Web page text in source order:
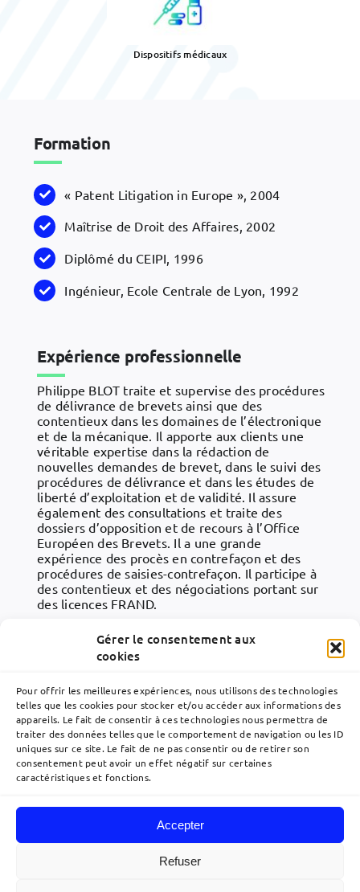
Gérer le consentement aux
cookies
Pour offrir les meilleures expériences, nous utilisons des technologies
telles que les cookies pour stocker et/ou accéder aux informations des
appareils. Le fait de consentir à ces technologies nous permettra de
traiter des données telles que le comportement de navigation ou les ID
uniques sur ce site. Le fait de ne pas consentir ou de retirer son
consentement peut avoir un effet négatif sur certaines
caractéristiques et fonctions.
Accepter
Refuser
Dispositifs médicaux
Formation
« Patent Litigation in Europe », 2004
Maîtrise de Droit des Affaires, 2002
Diplômé du CEIPI, 1996
Ingénieur, Ecole Centrale de Lyon, 1992
Expérience professionnelle
Philippe BLOT traite et supervise des procédures
de délivrance de brevets ainsi que des
contentieux dans les domaines de l’électronique
et de la mécanique. Il apporte aux clients une
véritable expertise dans la rédaction de
nouvelles demandes de brevet, dans le suivi des
procédures de délivrance et dans les études de
liberté d’exploitation et de validité. Il assure
également des consultations et traite des
dossiers d’opposition et de recours à l’Office
Européen des Brevets. Il a une grande
expérience des procès en contrefaçon et des
procédures de saisies-contrefaçon. Il participe à
des contentieux et des négociations portant sur
des licences FRAND.
Il est l’un des premiers mandataires européens à
avoir obtenu en 2004 la qualification de « Patent
Litigator » dans l’Union Européenne, portant sur
donne également des conférences dans le
domaine de la protection conférée par le brevet
français et européen.
Navigation